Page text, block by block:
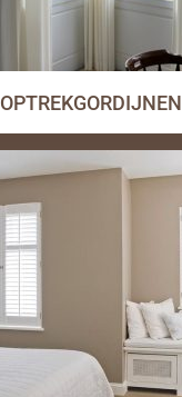
OPTREKGORDIJNEN